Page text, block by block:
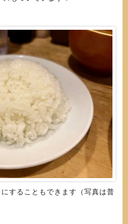
することもできます（写真は普